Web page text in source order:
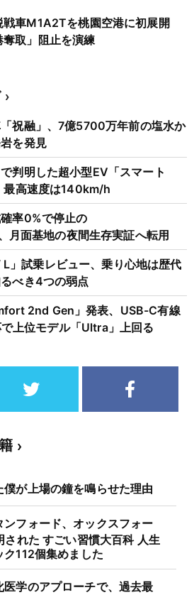
戦車M1A2Tを桃園空港に初展開
取」阻止を演練
祝融」、7億5700万年前の塩水か
を発見
判明した超小型EV「スマート
最高速度は140km/h
率0%で停止の
月面基地の夜間生存実証へ転用
」試乗レビュー、乗り心地は歴代
べき4つの弱点
2nd Gen」発表、USB-C有線
上位モデル「Ultra」上回る
が上場の鐘を鳴らせた理由
フォード、オックスフォー
された すごい習慣大百科 人生
ク112個集めました
学のアプローチで、過去最